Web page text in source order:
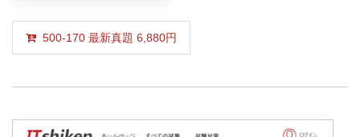
500-170 最新真題 6,880円